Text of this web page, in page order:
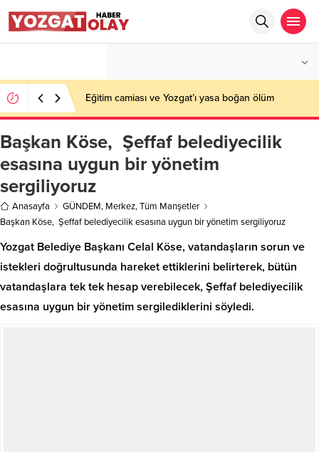
Eğitim camiası ve Yozgat’ı yasa boğan ölüm
Başkan Köse, Şeffaf belediyecilik
esasına uygun bir yönetim
sergiliyoruz
Anasayfa GÜNDEM, Merkez,Tüm Manşetler
Başkan Köse, Şeffaf belediyecilik esasına uygun bir yönetim sergiliyoruz
Yozgat Belediye Başkanı Celal Köse, vatandaşların sorun ve
istekleri doğrultusunda hareket ettiklerini belirterek, bütün
vatandaşlara tek tek hesap verebilecek, Şeffaf belediyecilik
esasına uygun bir yönetim sergilediklerini söyledi.